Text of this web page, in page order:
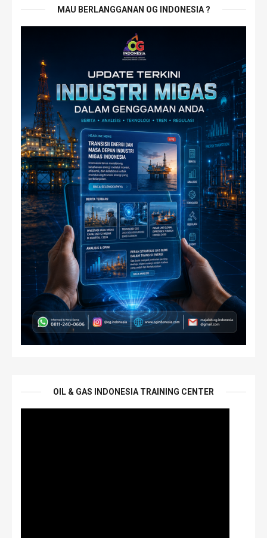
MAU BERLANGGANAN OG INDONESIA ?
OIL & GAS INDONESIA TRAINING CENTER